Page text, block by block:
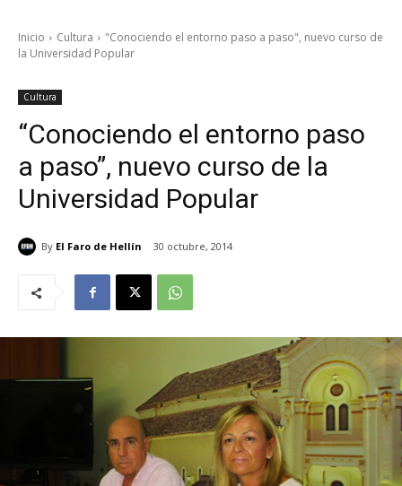
Inicio Cultura
"Conociendo el entorno paso a paso", nuevo curso de
la Universidad Popular
Cultura
“Conociendo el entorno paso
a paso”, nuevo curso de la
Universidad Popular
By El Faro de Hellín 30 octubre, 2014